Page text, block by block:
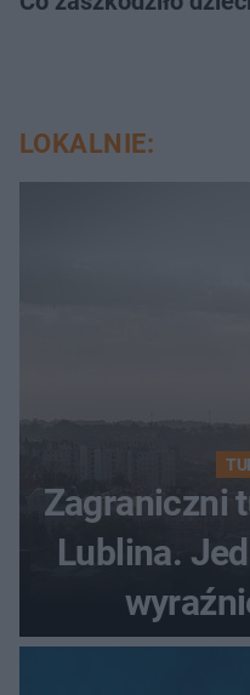
LOKALNIE:
Zagraniczni
Lublina.